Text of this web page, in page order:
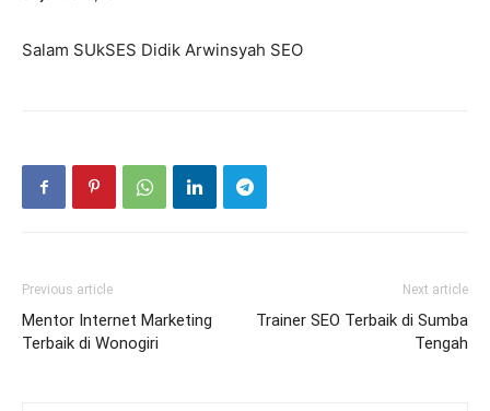
Salam SUkSES Didik Arwinsyah SEO
Previous article
Mentor Internet Marketing
Terbaik di Wonogiri
Next article
Trainer SEO Terbaik di Sumba
Tengah